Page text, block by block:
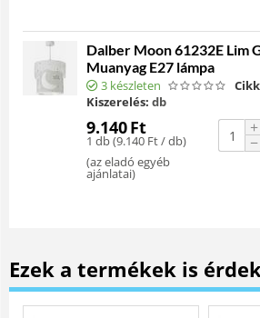
Dalber Moon 61232E Lim
Muanyag E27 lámpa
3 készleten
Kiszerelés: db
9.140Ft
1 db (9.140 Ft/ db)
(az eladó egyéb
ajánlatai)
+
−
Ezek a termékek is